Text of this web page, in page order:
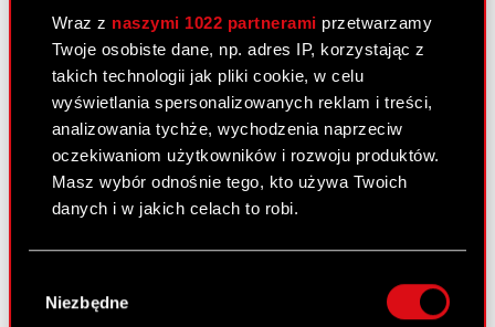
Wraz z naszymi 1022 partnerami przetwarzamy
Twoje osobiste dane, np. adres IP, korzystając z
takich technologii jak pliki cookie, w celu
wyświetlania spersonalizowanych reklam i treści,
analizowania tychże, wychodzenia naprzeciw
oczekiwaniom użytkowników i rozwoju produktów.
Masz wybór odnośnie tego, kto używa Twoich
danych i w jakich celach to robi.
lokalizacji geograficznej z dokładnością nawet
zgody
Niezbędne
PDF
Akcjonariusze posiadający co najmniej
5% głosów na Nadzwyczajnym Walnym
Zgromadzeniu Akcjonariuszy Spółki.
Raport bieżący nr 32/2012
23 listopada 2012
Zmiany w składzie Rady Nadzorczej